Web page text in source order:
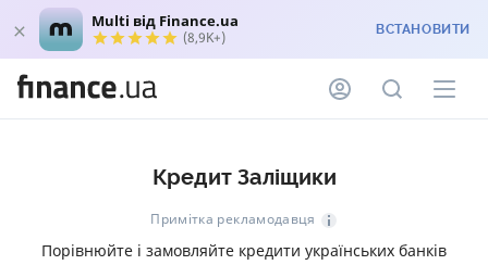
Multi від Finance.ua
(8,9K+) ВСТАНОВИТИ
Кредит Заліщики
Примітка рекламодавця
Порівнюйте і замовляйте кредити українських банків